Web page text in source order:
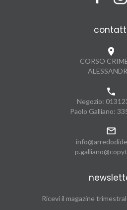
CORSO
Negozio:
Paolo Galliano:
Ricevi il magazine